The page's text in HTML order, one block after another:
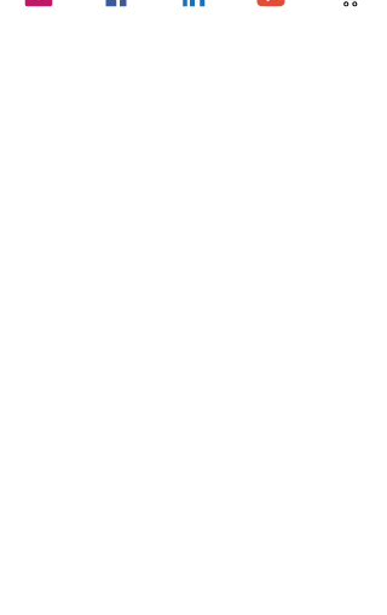
sont réels, observables et mesurables.